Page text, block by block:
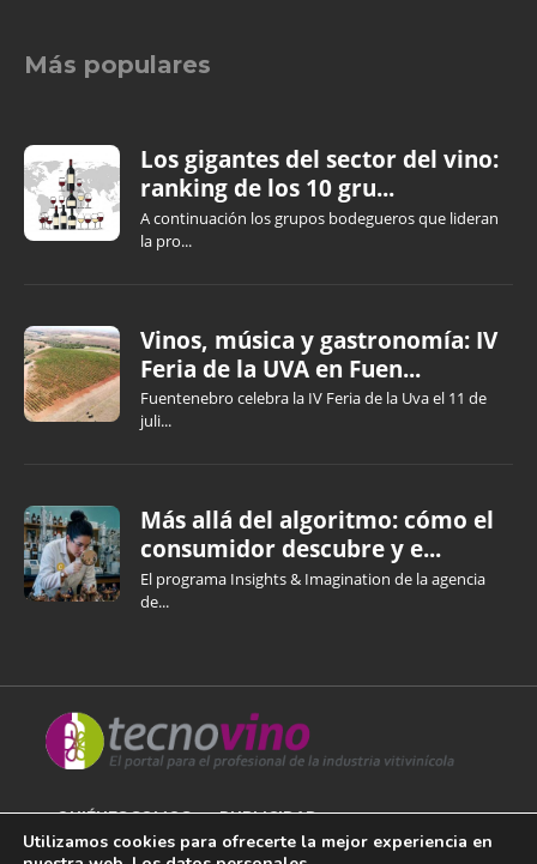
Más populares
Los gigantes del sector del vino:
ranking de los 10 gru...
A continuación los grupos bodegueros que lideran
la pro...
Vinos, música y gastronomía: IV
Feria de la UVA en Fuen...
Fuentenebro celebra la IV Feria de la Uva el 11 de
juli...
Más allá del algoritmo: cómo el
consumidor descubre y e...
El programa Insights & Imagination de la agencia
de...
QUIÉNES SOMOS PUBLICIDAD
Utilizamos cookies para ofrecerte la mejor experiencia en